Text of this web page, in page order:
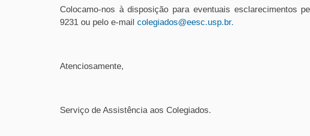
Colocamo-nos à disposição para eventuais esclarecimentos
9231 ou pelo e-mail colegiados@eesc.usp.br.
Atenciosamente,
Serviço de Assistência aos Colegiados.